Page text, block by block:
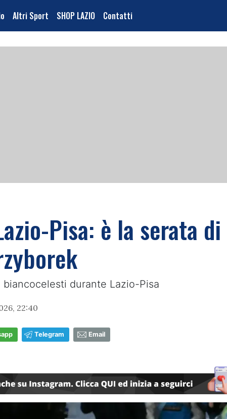
Altri Sport SHOP LAZIO Contatti
Pisa: è la serata
durante Lazio-Pisa
22:40
Telegram Email